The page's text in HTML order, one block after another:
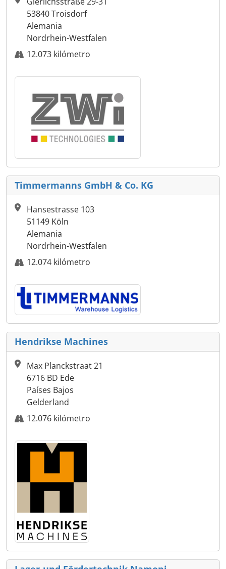
53840 Troisdorf
Alemania
Nordrhein-Westfalen
12.073 kilómetro
Timmermanns GmbH & Co. KG
Hansestrasse 103
51149 Köln
Alemania
Nordrhein-Westfalen
12.074 kilómetro
Hendrikse Machines
Max Planckstraat 21
6716 BD Ede
Países Bajos
Gelderland
12.076 kilómetro